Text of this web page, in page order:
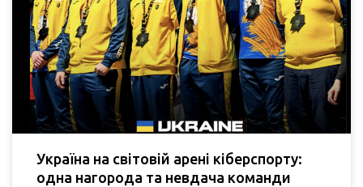
Україна на світовій арені кіберспорту:
одна нагорода та невдача команди